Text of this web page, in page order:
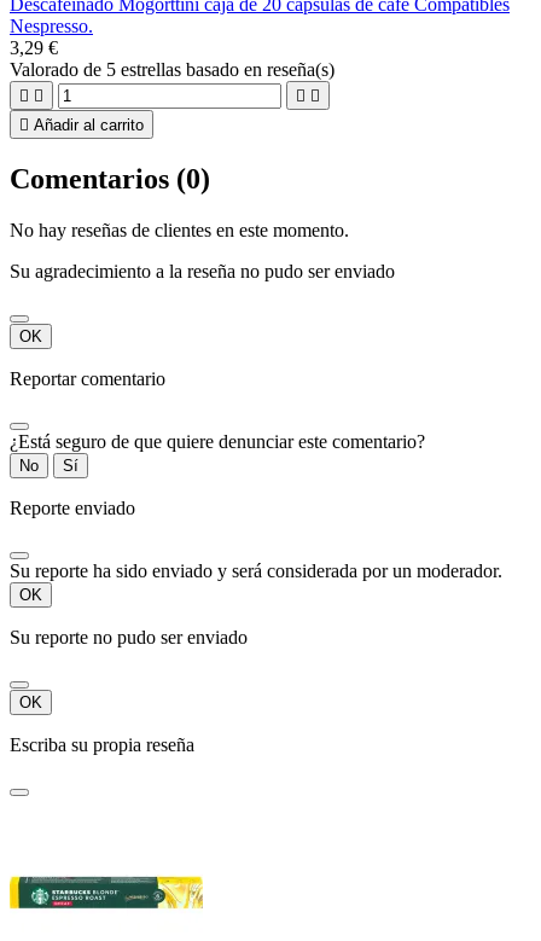
Descafeinado Mogorttini caja de 20 cápsulas de cafe Compatibles
Nespresso.
3,29 €
Valorado de 5 estrellas basado en reseña(s)
   
 Añadir al carrito
Comentarios (0)
No hay reseñas de clientes en este momento.
Su agradecimiento a la reseña no pudo ser enviado
OK
Reportar comentario
¿Está seguro de que quiere denunciar este comentario?
No Sí
Reporte enviado
Su reporte ha sido enviado y será considerada por un moderador.
OK
Su reporte no pudo ser enviado
OK
Escriba su propia reseña